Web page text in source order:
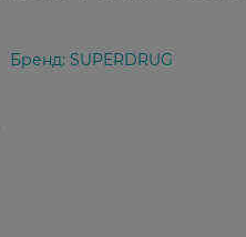
Бренд: SUPERDRUG